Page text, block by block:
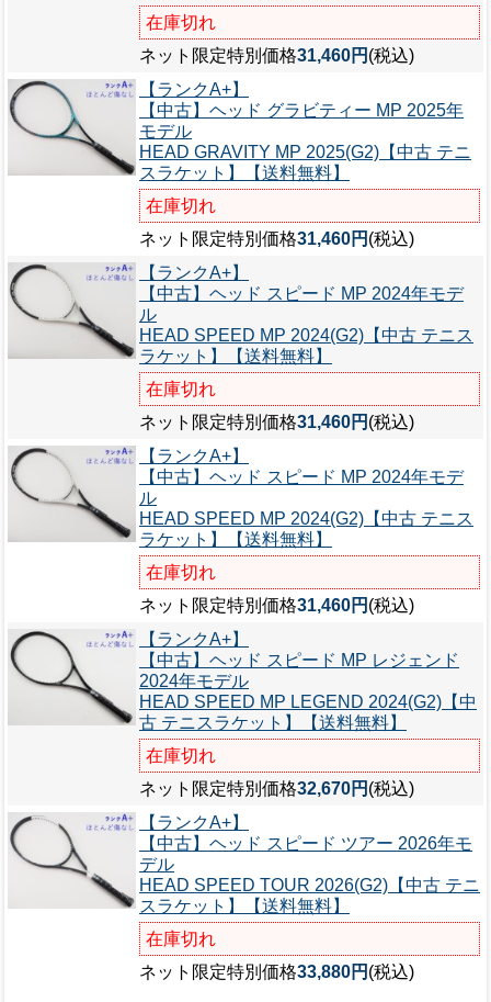
在庫切れ
ネット限定特別価格31,460円 (税込)
【ランクA+】
【中古】ヘッド グラビティー MP 2025年
モデル
HEAD GRAVITY MP 2025(G2)【中古 テニ
スラケット】【送料無料】
在庫切れ
ネット限定特別価格31,460円 (税込)
【ランクA+】
【中古】ヘッド スピード MP 2024年モデ
ル
HEAD SPEED MP 2024(G2)【中古 テニス
ラケット】【送料無料】
在庫切れ
ネット限定特別価格31,460円 (税込)
【ランクA+】
【中古】ヘッド スピード MP 2024年モデ
ル
HEAD SPEED MP 2024(G2)【中古 テニス
ラケット】【送料無料】
在庫切れ
ネット限定特別価格31,460円 (税込)
【ランクA+】
【中古】ヘッド スピード MP レジェンド
2024年モデル
HEAD SPEED MP LEGEND 2024(G2)【中
古 テニスラケット】【送料無料】
在庫切れ
ネット限定特別価格32,670円 (税込)
【ランクA+】
【中古】ヘッド スピード ツアー 2026年モ
デル
HEAD SPEED TOUR 2026(G2)【中古 テニ
スラケット】【送料無料】
在庫切れ
ネット限定特別価格33,880円 (税込)